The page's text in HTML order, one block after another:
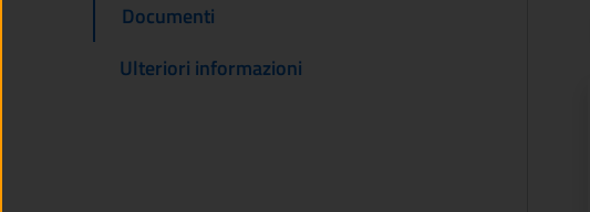
Documenti
Ulteriori informazioni